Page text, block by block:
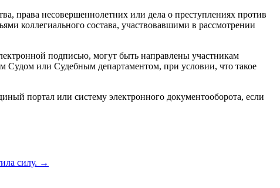
права несовершеннолетних или дела о преступлениях против
коллегиального состава, участвовавшими в рассмотрении
подписью, могут быть направлены участникам
Судом или Судебным департаментом, при условии, что такое
портал или систему электронного документооборота, если
силу. →